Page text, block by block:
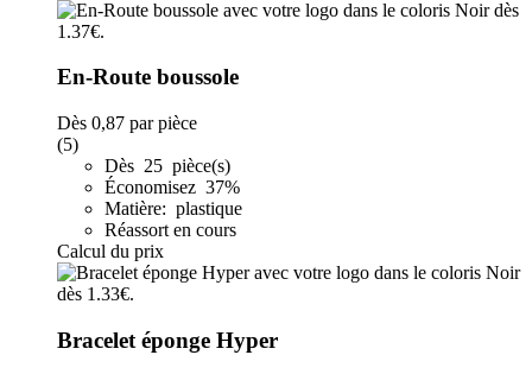
En-Route boussole
Dès 0,87 par pièce
(5)
Dès 25 pièce(s)
Économisez 37%
Matière: plastique
Réassort en cours
Calcul du prix
Bracelet éponge Hyper